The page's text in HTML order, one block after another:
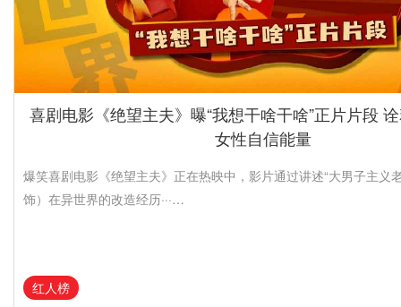
喜剧电影《绝望主夫》曝“我想干啥干啥”正片片段
女性自信能量
爆笑喜剧电影《绝望主夫》正在热映中，影片通过讲述“大男子主义
饰）在异世界的改造经历···…
红人榜